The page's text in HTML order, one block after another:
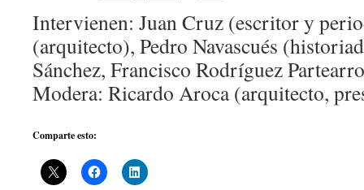
Intervienen: Juan Cruz (escritor y
(arquitecto), Pedro Navascués
Sánchez, Francisco Rodríguez
Modera: Ricardo Aroca (arquitecto,
Comparte esto: